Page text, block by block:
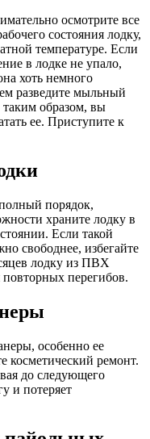
осмотрите все
состояния лодку,
температуре. Если
в лодке не упало,
хоть немного
разведите мыльный
таким образом, вы
ее. Приступите к
порядок,
храните лодку в
Если такой
свободнее, избегайте
лодку из ПВХ
повторных перегибов.
особенно ее
косметический ремонт.
до следующего
и потеряет